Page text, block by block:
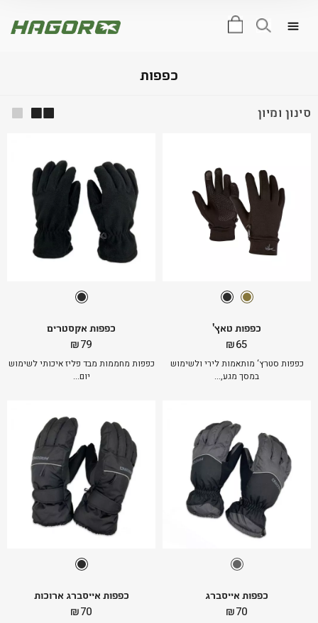
כפפות
סינון ומיון
כפפות טאץ'
₪65
כפפות סטרץ‘ מותאמות לירי ולשימוש
במסך מגע,...
כפפות אקסטרים
₪79
כפפות מחממות מבד פליז איכותי לשימוש
יום...
כפפות אייסברג
₪70
כפפות אייסברג ארוכות
₪70